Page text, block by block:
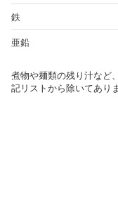
鉄
亜鉛
煮物や麺類の残り汁など
記リストから除いてありま